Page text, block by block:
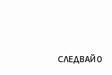
СЛЕДВАЙ0